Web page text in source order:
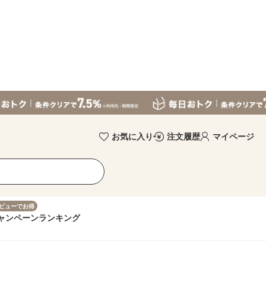
お気に入り 注文履歴 マイページ
ューでお得
ンペーンランキング